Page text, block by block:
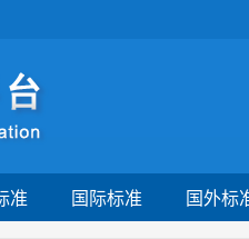
准 国际标准 国外标